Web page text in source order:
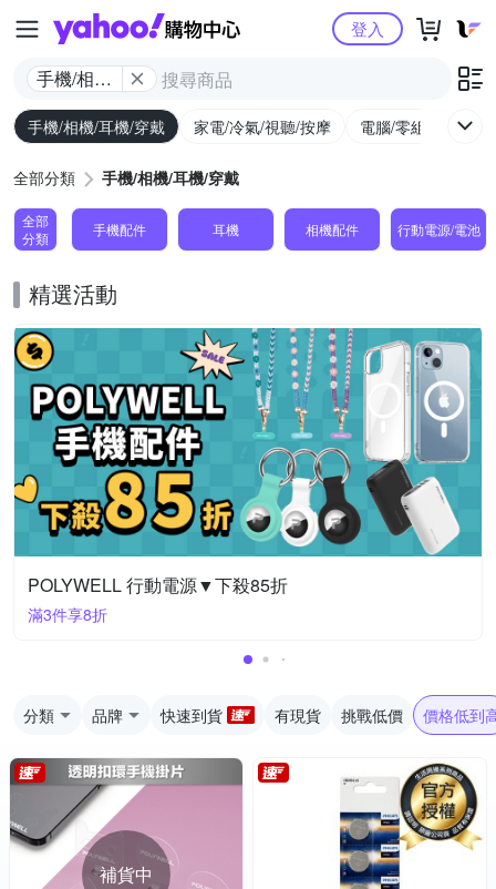
Yahoo購物中心
手機/相機/
耳機/穿戴
登入
手機/相機/耳機/穿戴 家電/冷氣/視聽/按摩 電腦/零組件/週邊/
全部分類 手機/相機/耳機/穿戴
全部
分類
手機配件 耳機 相機配件 行動電源/電池
精選活動
POLYWELL 行動電源▼下殺85折
滿3件享8折
分類 品牌 快速到貨 有現貨 挑戰低價 價格低到
補貨中